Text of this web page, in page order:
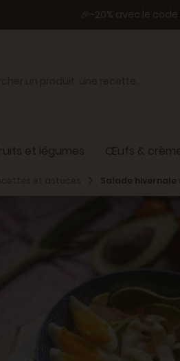
🎉-20% avec le code
et légumes Œufs &
Salade hivernale